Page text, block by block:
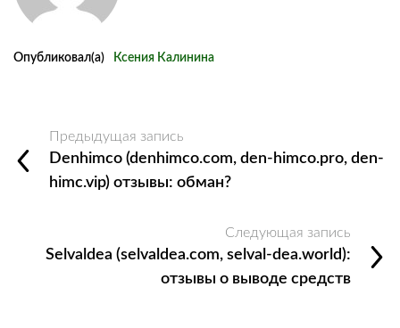
Опубликовал(а) Ксения Калинина
Предыдущая запись
Denhimco (denhimco.com, den-himco.pro, den-
himc.vip) отзывы: обман?
Следующая запись
Selvaldea (selvaldea.com, selval-dea.world):
отзывы о выводе средств